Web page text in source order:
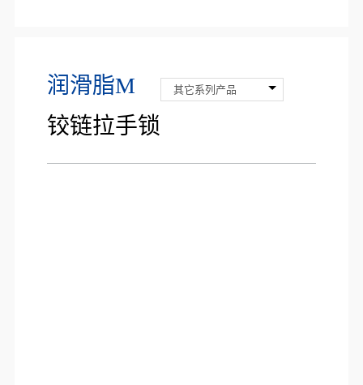
润滑脂M
铰链拉手锁
其它系列产品